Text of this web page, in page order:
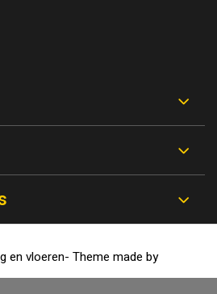
en vloeren- Theme made by